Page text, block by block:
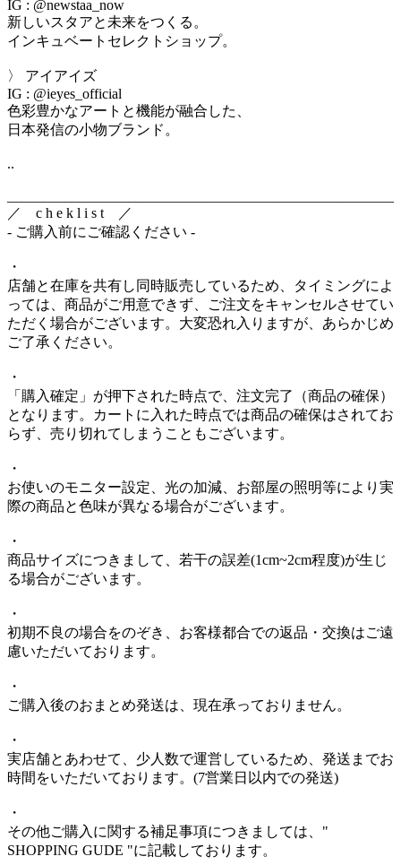
IG : @newstaa_now
新しいスタアと未来をつくる。
インキュベートセレクトショップ。
〉 アイアイズ
IG : @ieyes_official
色彩豊かなアートと機能が融合した、
日本発信の小物ブランド。
..
／ c h e k l i s t ／
- ご購入前にご確認ください -
・
店舗と在庫を共有し同時販売しているため、タイミングによ
っては、商品がご用意できず、ご注文をキャンセルさせてい
ただく場合がございます。大変恐れ入りますが、あらかじめ
ご了承ください。
・
「購入確定」が押下された時点で、注文完了（商品の確保）
となります。カートに入れた時点では商品の確保はされてお
らず、売り切れてしまうこともございます。
・
お使いのモニター設定、光の加減、お部屋の照明等により実
際の商品と色味が異なる場合がございます。
・
商品サイズにつきまして、若干の誤差(1cm~2cm程度)が生じ
る場合がございます。
・
初期不良の場合をのぞき、お客様都合での返品・交換はご遠
慮いただいております。
・
ご購入後のおまとめ発送は、現在承っておりません。
・
実店舗とあわせて、少人数で運営しているため、発送までお
時間をいただいております。(7営業日以内での発送)
・
その他ご購入に関する補足事項につきましては、"
SHOPPING GUDE "に記載しております。